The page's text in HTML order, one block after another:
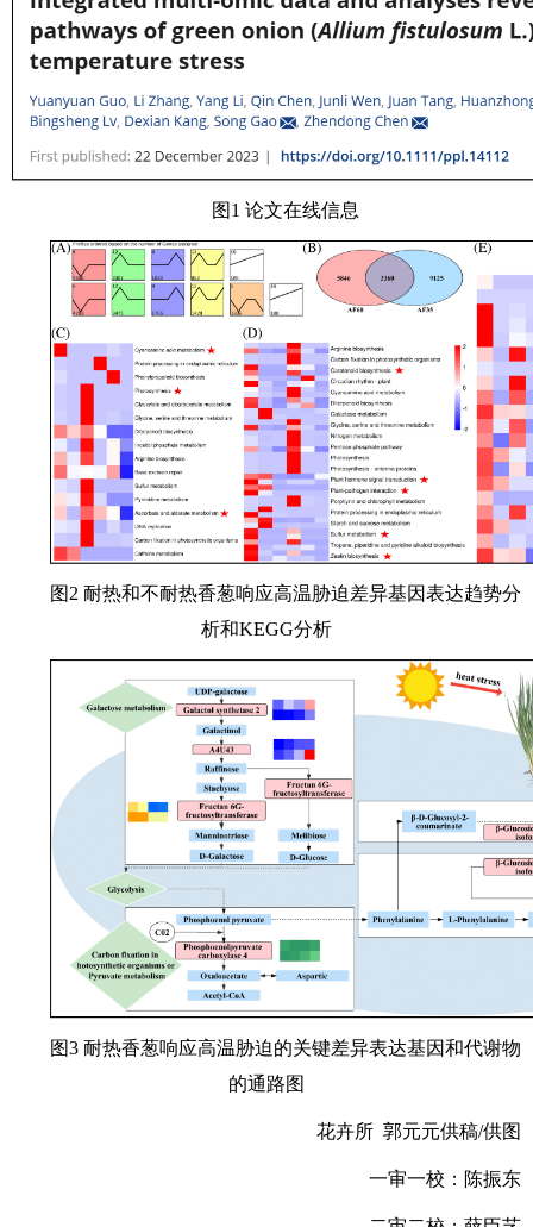
图1 论文在线信息
图2 耐热和不耐热香葱响应高温胁迫差异基因表达趋势分
析和KEGG分析
图3 耐热香葱响应高温胁迫的关键差异表达基因和代谢物
的通路图
花卉所 郭元元供稿/供图
一审一校：陈振东